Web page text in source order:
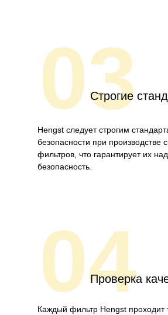
03
Строгие
Hengst следует строгим
безопасности при производстве
фильтров, что гарантирует их
безопасность.
04
Проверка
Каждый фильтр Hengst проходит